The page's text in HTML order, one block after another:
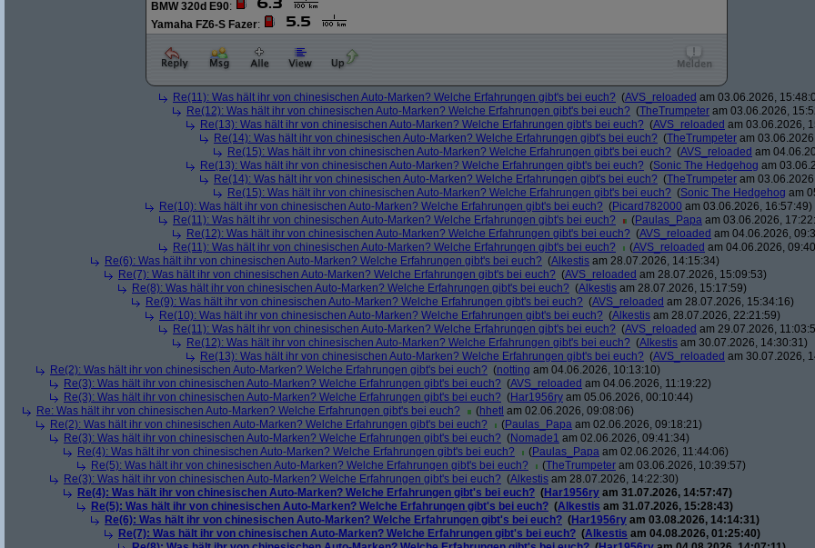
BMW 320d E90:
Yamaha FZ6-S Fazer:
Re(11): Was hält ihr von chinesischen Auto-Marken? Welche Erfahrungen gibt's bei euch? (AVS_reloaded am 03.06.2026,
Re(12): Was hält ihr von chinesischen Auto-Marken? Welche Erfahrungen gibt's bei euch? (TheTrumpeter am 03.06.2026,
Re(13): Was hält ihr von chinesischen Auto-Marken? Welche Erfahrungen gibt's bei euch? (AVS_reloaded am 03.06.2026,
Re(14): Was hält ihr von chinesischen Auto-Marken? Welche Erfahrungen gibt's bei euch? (TheTrumpeter am
Re(15): Was hält ihr von chinesischen Auto-Marken? Welche Erfahrungen gibt's bei euch? (AVS_reloaded am
Re(13): Was hält ihr von chinesischen Auto-Marken? Welche Erfahrungen gibt's bei euch? (Sonic The Hedgehog am
Re(14): Was hält ihr von chinesischen Auto-Marken? Welche Erfahrungen gibt's bei euch? (TheTrumpeter am
Re(15): Was hält ihr von chinesischen Auto-Marken? Welche Erfahrungen gibt's bei euch? (Sonic The Hedgehog am
Re(10): Was hält ihr von chinesischen Auto-Marken? Welche Erfahrungen gibt's bei euch? (Picard782000 am 03.06.2026, 16:57:49)
Re(11): Was hält ihr von chinesischen Auto-Marken? Welche Erfahrungen gibt's bei euch?
(Paulas_Papa am 03.06.2026,
Re(12): Was hält ihr von chinesischen Auto-Marken? Welche Erfahrungen gibt's bei euch? (AVS_reloaded am 04.06.2026,
Re(11): Was hält ihr von chinesischen Auto-Marken? Welche Erfahrungen gibt's bei euch?
(AVS_reloaded am 04.06.2026,
Re(6): Was hält ihr von chinesischen Auto-Marken? Welche Erfahrungen gibt's bei euch? (Alkestis am 28.07.2026, 14:15:34)
Re(7): Was hält ihr von chinesischen Auto-Marken? Welche Erfahrungen gibt's bei euch? (AVS_reloaded am 28.07.2026, 15:09:53)
Re(8): Was hält ihr von chinesischen Auto-Marken? Welche Erfahrungen gibt's bei euch? (Alkestis am 28.07.2026, 15:17:59)
Re(9): Was hält ihr von chinesischen Auto-Marken? Welche Erfahrungen gibt's bei euch? (AVS_reloaded am 28.07.2026, 15:34:16)
Re(10): Was hält ihr von chinesischen Auto-Marken? Welche Erfahrungen gibt's bei euch? (Alkestis am 28.07.2026, 22:21:59)
Re(11): Was hält ihr von chinesischen Auto-Marken? Welche Erfahrungen gibt's bei euch? (AVS_reloaded am 29.07.2026,
Re(12): Was hält ihr von chinesischen Auto-Marken? Welche Erfahrungen gibt's bei euch? (Alkestis am 30.07.2026, 14:30:31)
Re(13): Was hält ihr von chinesischen Auto-Marken? Welche Erfahrungen gibt's bei euch? (AVS_reloaded am 30.07.2026,
Re(2): Was hält ihr von chinesischen Auto-Marken? Welche Erfahrungen gibt's bei euch? (notting am 04.06.2026, 10:13:10)
Re(3): Was hält ihr von chinesischen Auto-Marken? Welche Erfahrungen gibt's bei euch? (AVS_reloaded am 04.06.2026, 11:19:22)
Re(3): Was hält ihr von chinesischen Auto-Marken? Welche Erfahrungen gibt's bei euch? (Har1956ry am 05.06.2026, 00:10:44)
Re: Was hält ihr von chinesischen Auto-Marken? Welche Erfahrungen gibt's bei euch?
(hhetl am 02.06.2026, 09:08:06)
Re(2): Was hält ihr von chinesischen Auto-Marken? Welche Erfahrungen gibt's bei euch?
(Paulas_Papa am 02.06.2026, 09:18:21)
Re(3): Was hält ihr von chinesischen Auto-Marken? Welche Erfahrungen gibt's bei euch? (Nomade1 am 02.06.2026, 09:41:34)
Re(4): Was hält ihr von chinesischen Auto-Marken? Welche Erfahrungen gibt's bei euch?
(Paulas_Papa am 02.06.2026, 11:44:06)
Re(5): Was hält ihr von chinesischen Auto-Marken? Welche Erfahrungen gibt's bei euch?
(TheTrumpeter am 03.06.2026, 10:39:57)
Re(3): Was hält ihr von chinesischen Auto-Marken? Welche Erfahrungen gibt's bei euch? (Alkestis am 28.07.2026, 14:22:30)
Re(4): Was hält ihr von chinesischen Auto-Marken? Welche Erfahrungen gibt's bei euch? (Har1956ry am 31.07.2026, 14:57:47)
Re(5): Was hält ihr von chinesischen Auto-Marken? Welche Erfahrungen gibt's bei euch? (Alkestis am 31.07.2026, 15:28:43)
Re(6): Was hält ihr von chinesischen Auto-Marken? Welche Erfahrungen gibt's bei euch? (Har1956ry am 03.08.2026, 14:14:31)
Re(7): Was hält ihr von chinesischen Auto-Marken? Welche Erfahrungen gibt's bei euch? (Alkestis am 04.08.2026, 01:25:40)